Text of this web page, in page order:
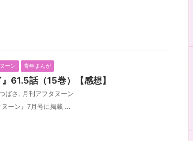
ーン 青年まんが
61.5話（15巻）【感想】
ばさ , 月刊アフタヌーン
ーン』7月号に掲載 ...